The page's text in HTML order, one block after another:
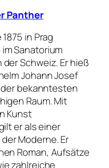
Panther
in Prag
Sanatorium
Schweiz. Er hieß
Johann Josef
der bekanntesten
Raum. Mit
Kunst
er als einer
Moderne. Er
Roman, Aufsätze
zahlreiche